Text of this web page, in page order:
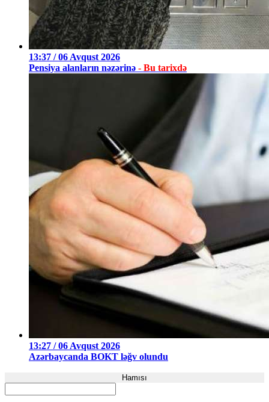
13:37 / 06 Avqust 2026
Pensiya alanların nəzərinə - Bu tarixdə
13:27 / 06 Avqust 2026
Azərbaycanda BOKT ləğv olundu
Hamısı